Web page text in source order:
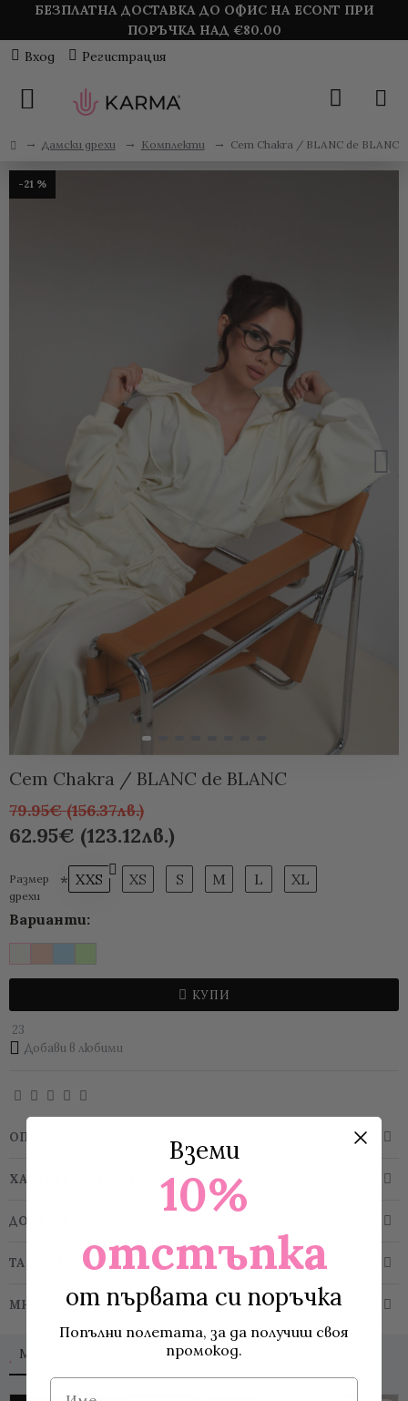
БЕЗПЛАТНА ДОСТАВКА ДО ОФИС НА ECONT ПРИ
ПОРЪЧКА НАД €80.00
Вход
Регистрация
Дамски дрехи Комплекти Сет Chakra / BLANC de BLANC
-21 %
Сет Chakra / BLANC de BLANC
62.95€ (123.12лв.)
79.95€ (156.37лв.)
Размер
дрехи
XXS XS S M L XL
Варианти:
КУПИ
23
Добави в любими
ОПИСАНИЕ
ХАРАКТЕРИСТИКИ
ДОСТАВКА
ТАБЛИЦА РАЗМЕРИ
МНЕНИЯ
MORE TO LOVE
Вземи
10%
отстъпка
от първата си поръчка
Попълни полетата, за да получиш своя
промокод.
Име